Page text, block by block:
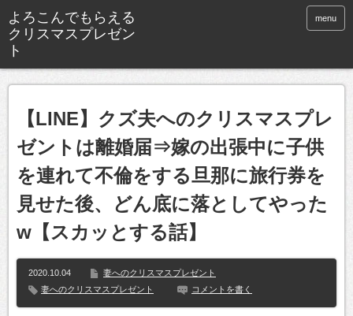
よろこんでもらえる
クリスマスプレゼン
ト
menu
【LINE】クズ夫へのクリスマスプレ
ゼントは離婚届⇒嫁の出張中に子供
を連れて不倫をする旦那に旅行券を
見せた後、どん底に落としてやった
w【スカッとする話】
2020.10.04
妻へのクリスマスプレゼント
妻へのクリスマスプレゼント
コメントを書く